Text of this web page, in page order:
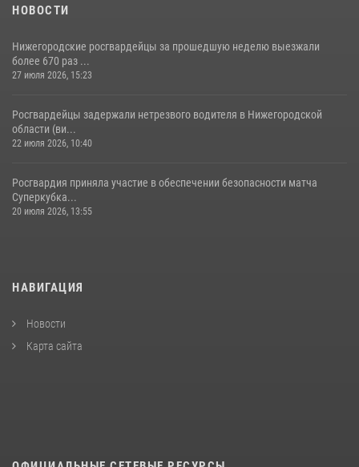
НОВОСТИ
Нижегородские росгвардейцы за прошедшую неделю выезжали
более 670 раз ...
27 июля 2026, 15:23
Росгвардейцы задержали нетрезвого водителя в Нижегородской
области (ви...
22 июля 2026, 10:40
Росгвардия приняла участие в обеспечении безопасности матча
Суперкубка...
20 июля 2026, 13:55
НАВИГАЦИЯ
Новости
Карта сайта